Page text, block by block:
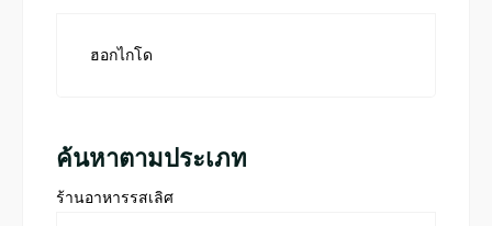
ฮอกไกโด
ค้นหาตามประเภท
ร้านอาหารรสเลิศ